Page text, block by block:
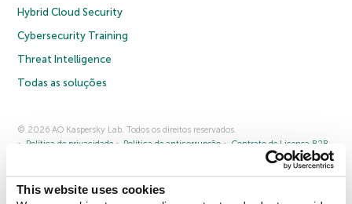
This website uses cookies
Hybrid Cloud Security
Cybersecurity Training
Threat Intelligence
Todas as soluções
© 2026 AO Kaspersky Lab. Todos os direitos reservados.
Política de privacidade
Política de anticorrupção
Contrato de Licença B2B
Cookies
Fale conosco Sobre a Kaspersky Parceiros